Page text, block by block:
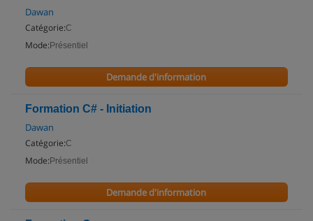
Dawan
Catégorie:C
Mode: Présentiel
Demande d'information
Formation C# - Initiation
Dawan
Catégorie:C
Mode: Présentiel
Demande d'information